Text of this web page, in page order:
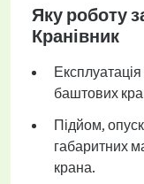
Яку роботу
Кранівник
баштових
Підйом,
габаритних
крана.